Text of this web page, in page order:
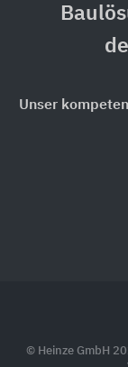
Unser
© Heinze GmbH